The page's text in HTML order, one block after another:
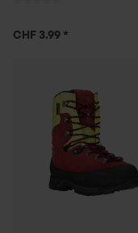
CHF 3.99 *